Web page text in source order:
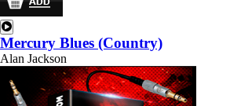
Mercury Blues (Country)
Alan Jackson